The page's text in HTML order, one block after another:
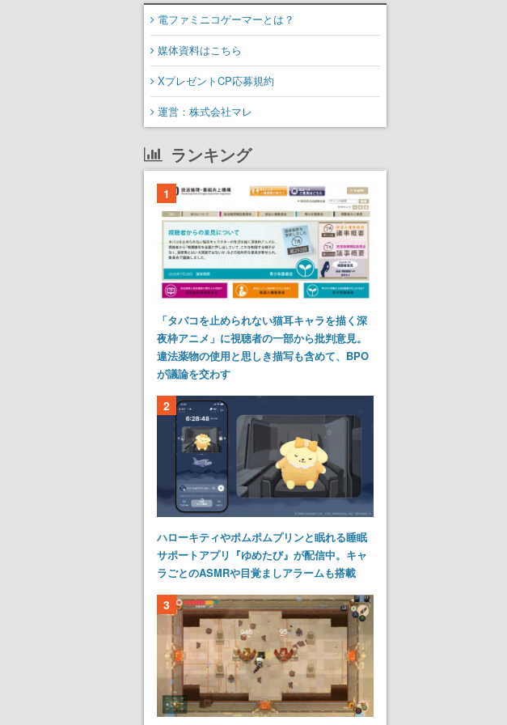
電ファミニコゲーマーとは？
媒体資料はこちら
XプレゼントCP応募規約
運営：株式会社マレ
ランキング
1
「タバコを止められない猫耳キャラを描く深
夜枠アニメ」に視聴者の一部から批判意見。
違法薬物の使用と思しき描写も含めて、BPO
が議論を交わす
2
ハローキティやポムポムプリンと眠れる睡眠
サポートアプリ『ゆめたび』が配信中。キャ
ラごとのASMRや目覚ましアラームも搭載
3